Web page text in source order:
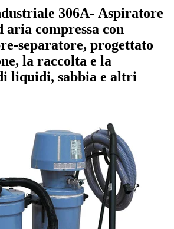
306A- Aspiratore
aria compressa con
separatore, progettato
la raccolta e la
liquidi, sabbia e altri